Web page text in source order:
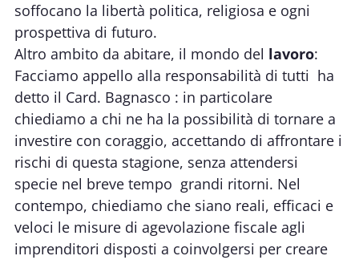
soffocano la libertà politica, religiosa e ogni
prospettiva di futuro.
Altro ambito da abitare, il mondo del lavoro:
Facciamo appello alla responsabilità di tutti  ha
detto il Card. Bagnasco : in particolare
chiediamo a chi ne ha la possibilità di tornare a
investire con coraggio, accettando di affrontare i
rischi di questa stagione, senza attendersi 
specie nel breve tempo  grandi ritorni. Nel
contempo, chiediamo che siano reali, efficaci e
veloci le misure di agevolazione fiscale agli
imprenditori disposti a coinvolgersi per creare